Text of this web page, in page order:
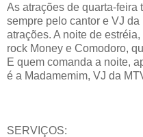
As atrações de quarta-feira
sempre pelo cantor e VJ
atrações. A noite de
rock Money e Comodoro,
E quem comanda a noite,
é a Madamemim, VJ da
SERVIÇOS: